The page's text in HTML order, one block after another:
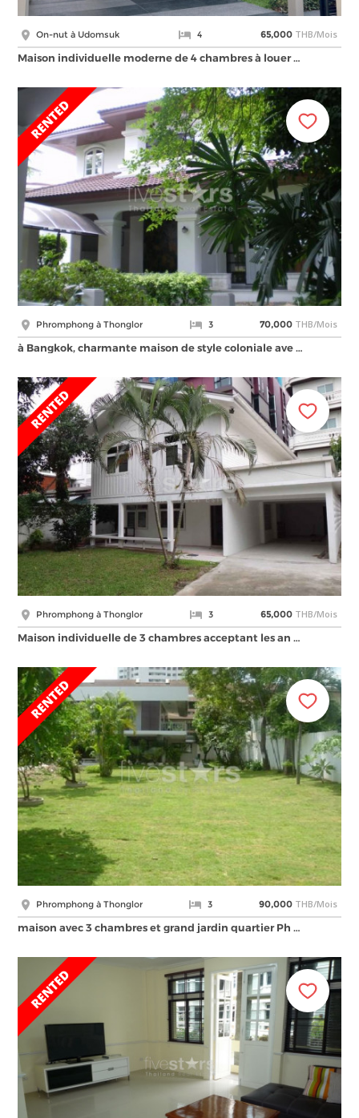
On-nut à Udomsuk 4 65,000 THB/Mois
Maison individuelle moderne de 4 chambres à louer …
Phromphong à Thonglor 3 70,000 THB/Mois
à Bangkok, charmante maison de style coloniale ave …
Phromphong à Thonglor 3 65,000 THB/Mois
Maison individuelle de 3 chambres acceptant les an …
Phromphong à Thonglor 3 90,000 THB/Mois
maison avec 3 chambres et grand jardin quartier Ph …